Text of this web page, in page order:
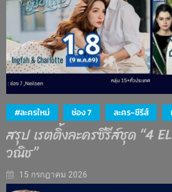
#ละครใหม่ ช่อง 7 ละคร-ซีรีส์
สรุป เรตติ้งละครซีรีส์ชุด “4
วณิช”
15 กรกฎาคม 2026